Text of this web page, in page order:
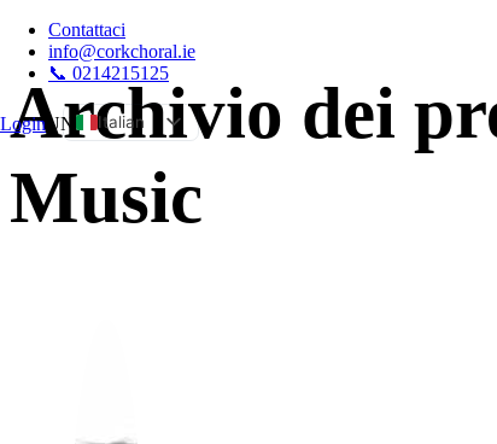
Contattaci
info@corkchoral.ie
📞 0214215125
Login UN
Italian
Bulgarian
Czech
Archivio dei
Music